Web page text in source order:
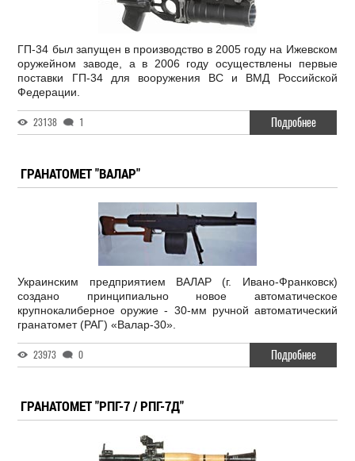
ГП-34 был запущен в производство в 2005 году на Ижевском
оружейном заводе, а в 2006 году осуществлены первые
поставки ГП-34 для вооружения ВС и ВМД Российской
Федерации.
23138 1 Подробнее
ГРАНАТОМЕТ "ВАЛАР"
Украинским предприятием ВАЛАР (г. Ивано-Франковск)
создано принципиально новое автоматическое
крупнокалиберное оружие - 30-мм ручной автоматический
гранатомет (РАГ) «Валар-30».
23973 0 Подробнее
ГРАНАТОМЕТ "РПГ-7 / РПГ-7Д"